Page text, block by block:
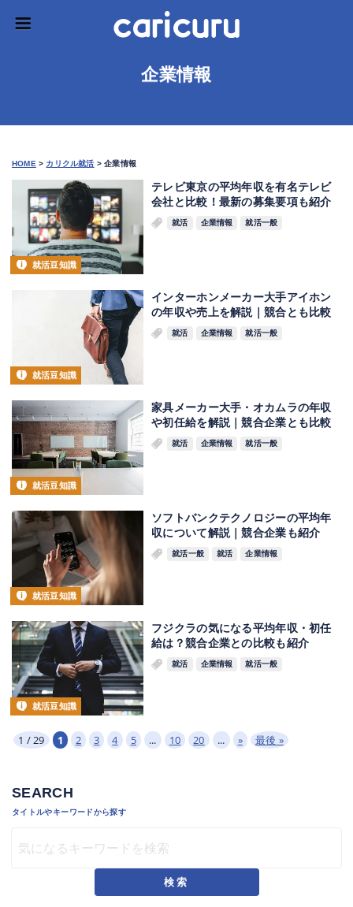
企業情報
HOME > カリクル就活 >企業情報
就活豆知識
テレビ東京の平均年収を有名テレビ
会社と比較！最新の募集要項も紹介
就活 企業情報 就活一般
就活豆知識
インターホンメーカー大手アイホン
の年収や売上を解説｜競合とも比較
就活 企業情報 就活一般
就活豆知識
家具メーカー大手・オカムラの年収
や初任給を解説｜競合企業とも比較
就活 企業情報 就活一般
就活豆知識
ソフトバンクテクノロジーの平均年
収について解説｜競合企業も紹介
就活一般 就活 企業情報
就活豆知識
フジクラの気になる平均年収・初任
給は？競合企業との比較も紹介
就活 企業情報 就活一般
1 / 29 1 2 3 4 5 ... 10 20 ... » 最後 »
SEARCH
タイトルやキーワードから探す
検索